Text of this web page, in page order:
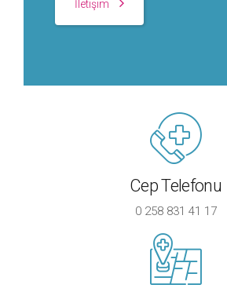
İletişim
Cep Telefonu
0 258 831 41 17